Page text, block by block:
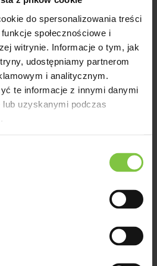
do spersonalizowania treści
społecznościowe i
witrynie. Informacje o tym, jak
udostępniamy partnerom
i analitycznym.
te informacje z innymi danymi
uzyskanymi podczas
-
-
-